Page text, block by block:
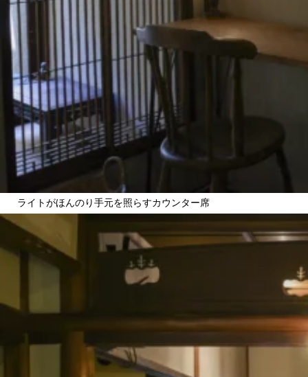
ライトがほんのり手元を照らすカウンター席